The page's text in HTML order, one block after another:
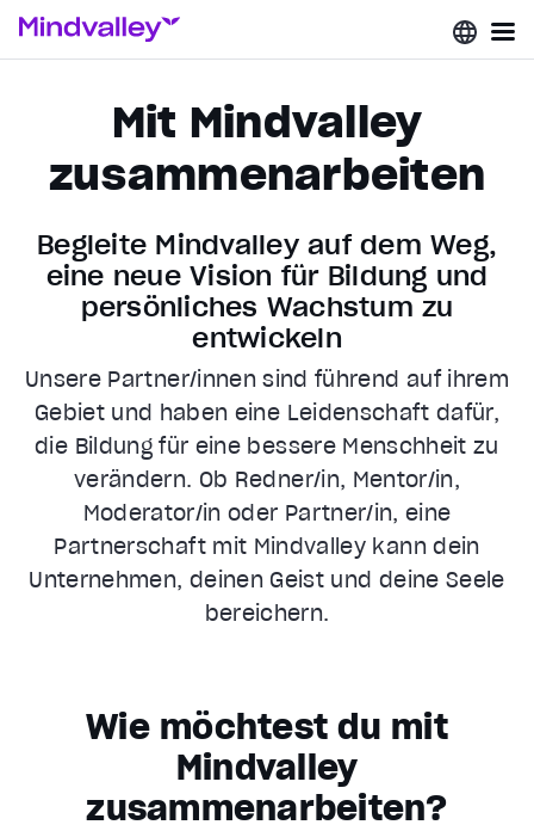
Mit Mindvalley
zusammenarbeiten
Begleite Mindvalley auf dem Weg,
eine neue Vision für Bildung und
persönliches Wachstum zu
entwickeln
Unsere Partner/innen sind führend auf ihrem
Gebiet und haben eine Leidenschaft dafür,
die Bildung für eine bessere Menschheit zu
verändern. Ob Redner/in, Mentor/in,
Moderator/in oder Partner/in, eine
Partnerschaft mit Mindvalley kann dein
Unternehmen, deinen Geist und deine Seele
bereichern.
Wie möchtest du mit
Mindvalley
zusammenarbeiten?